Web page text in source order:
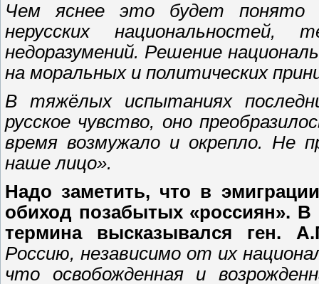
Чем яснее это будет понято
нерусских
недоразумений. Решение
на моральных и политических
В тяжёлых испытаниях
русское чувство, оно
время возмужало и окрепло.
наше лицо».
Надо заметить, что в
обиход позабытых «россиян». В
термина высказывался ген.
Россию, независимо от их
что освобожденная и